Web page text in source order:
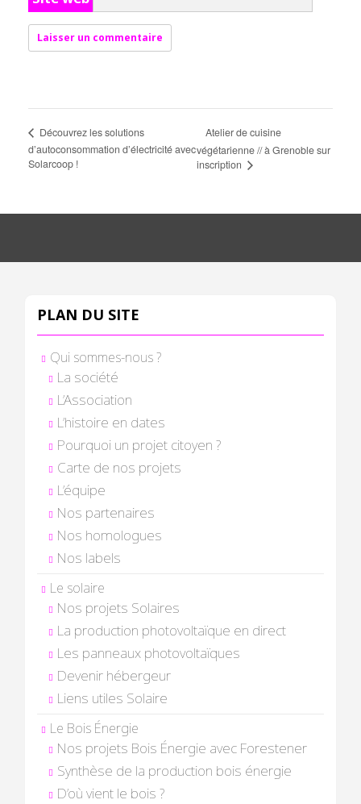
Découvrez les solutions
d’autoconsommation d’électricité avec
Solarcoop !
Atelier de cuisine
végétarienne // à Grenoble sur
inscription
PLAN DU SITE
Qui sommes-nous ?
La société
L’Association
L’histoire en dates
Pourquoi un projet citoyen ?
Carte de nos projets
L’équipe
Nos partenaires
Nos homologues
Nos labels
Le solaire
Nos projets Solaires
La production photovoltaïque en direct
Les panneaux photovoltaïques
Devenir hébergeur
Liens utiles Solaire
Le Bois Énergie
Nos projets Bois Énergie avec Forestener
Synthèse de la production bois énergie
D’où vient le bois ?